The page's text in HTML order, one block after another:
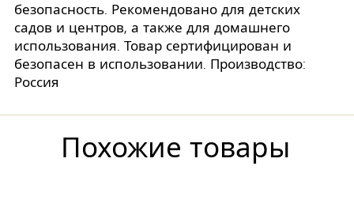
безопасность. Рекомендовано для детских
садов и центров, а также для домашнего
использования. Товар сертифицирован и
безопасен в использовании. Производство:
Россия
Похожие товары